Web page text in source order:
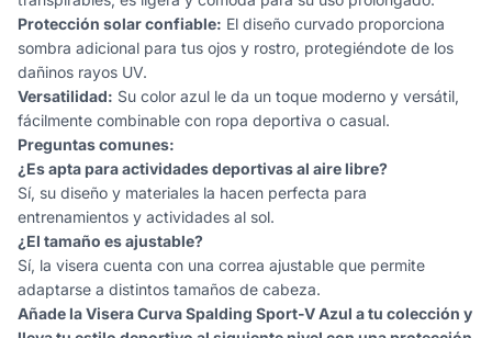
Protección solar confiable: El diseño curvado proporciona
sombra adicional para tus ojos y rostro, protegiéndote de los
dañinos rayos UV.
Versatilidad: Su color azul le da un toque moderno y versátil,
fácilmente combinable con ropa deportiva o casual.
Preguntas comunes:
¿Es apta para actividades deportivas al aire libre?
Sí, su diseño y materiales la hacen perfecta para
entrenamientos y actividades al sol.
¿El tamaño es ajustable?
Sí, la visera cuenta con una correa ajustable que permite
adaptarse a distintos tamaños de cabeza.
Añade la Visera Curva Spalding Sport-V Azul a tu colección y